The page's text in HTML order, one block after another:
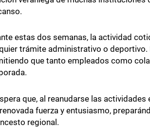
estas dos semanas, la actividad
trámite administrativo o
que tanto empleados como
que, al reanudarse las
fuerza y entusiasmo,
regional.